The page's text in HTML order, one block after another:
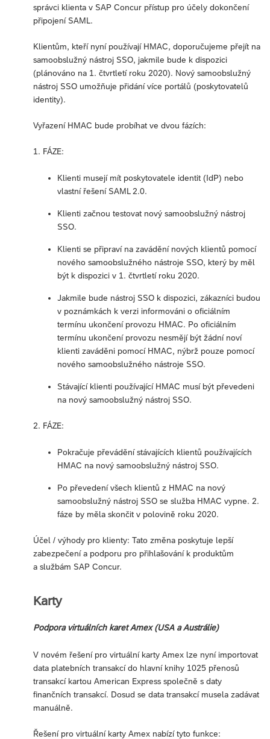
správci klienta v SAP Concur přístup pro účely dokončení
připojení SAML.
Klientům, kteří nyní používají HMAC, doporučujeme přejít na
samoobslužný nástroj SSO, jakmile bude k dispozici
(plánováno na 1. čtvrtletí roku 2020). Nový samoobslužný
nástroj SSO umožňuje přidání více portálů (poskytovatelů
identity).
Vyřazení HMAC bude probíhat ve dvou fázích:
1. FÁZE:
Klienti musejí mít poskytovatele identit (IdP) nebo
vlastní řešení SAML 2.0.
Klienti začnou testovat nový samoobslužný nástroj
SSO.
Klienti se připraví na zavádění nových klientů pomocí
nového samoobslužného nástroje SSO, který by měl
být k dispozici v 1. čtvrtletí roku 2020.
Jakmile bude nástroj SSO k dispozici, zákazníci budou
v poznámkách k verzi informováni o oficiálním
termínu ukončení provozu HMAC. Po oficiálním
termínu ukončení provozu nesmějí být žádní noví
klienti zaváděni pomocí HMAC, nýbrž pouze pomocí
nového samoobslužného nástroje SSO.
Stávající klienti používající HMAC musí být převedeni
na nový samoobslužný nástroj SSO.
2. FÁZE:
Pokračuje převádění stávajících klientů používajících
HMAC na nový samoobslužný nástroj SSO.
Po převedení všech klientů z HMAC na nový
samoobslužný nástroj SSO se služba HMAC vypne. 2.
fáze by měla skončit v polovině roku 2020.
Účel / výhody pro klienty: Tato změna poskytuje lepší
zabezpečení a podporu pro přihlašování k produktům
a službám SAP Concur.
Karty
Podpora virtuálních karet Amex (USA a Austrálie)
V novém řešení pro virtuální karty Amex lze nyní importovat
data platebních transakcí do hlavní knihy 1025 přenosů
transakcí kartou American Express společně s daty
finančních transakcí. Dosud se data transakcí musela zadávat
manuálně.
Řešení pro virtuální karty Amex nabízí tyto funkce: